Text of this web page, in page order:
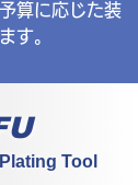
算に応じた装
す。
Tool